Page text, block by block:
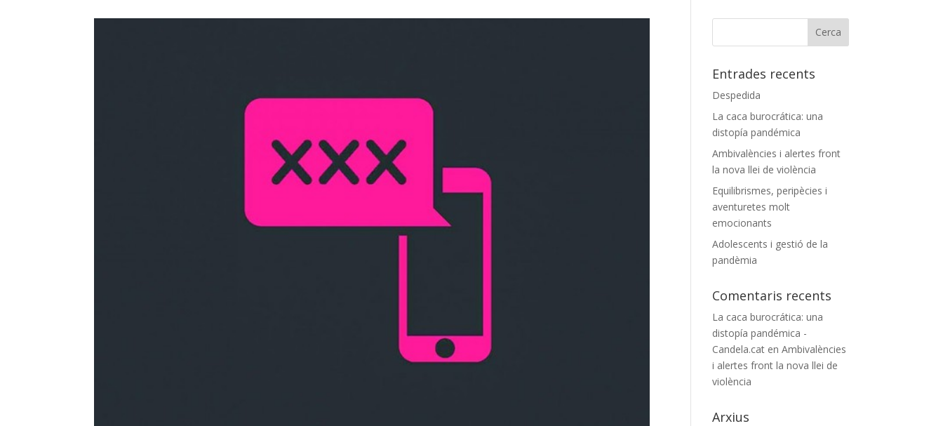
Entrades recents
Despedida
La caca burocrática: una
distopía pandémica
Ambivalències i alertes front
la nova llei de violència
Equilibrismes, peripècies i
aventuretes molt
emocionants
Adolescents i gestió de la
pandèmia
Comentaris recents
La caca burocrática: una
distopía pandémica -
Candela.cat enAmbivalències
i alertes front la nova llei de
violència
Arxius